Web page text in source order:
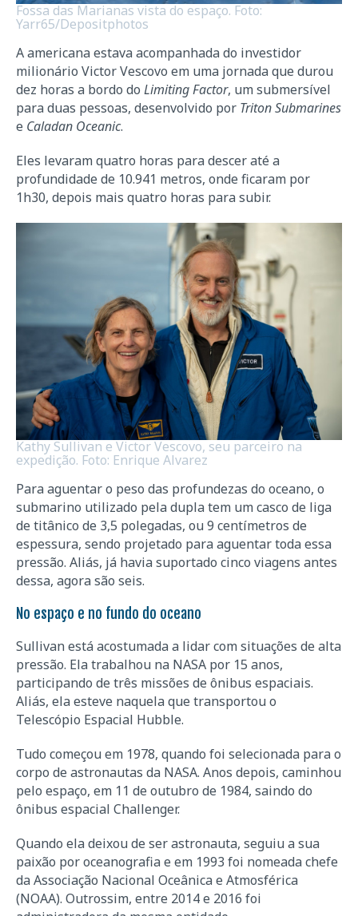
Fossa das Marianas vista do espaço. Foto:
Yarr65/Depositphotos
A americana estava acompanhada do investidor
milionário Victor Vescovo em uma jornada que durou
dez horas a bordo do Limiting Factor, um submersível
para duas pessoas, desenvolvido por Triton Submarines
e Caladan Oceanic.
Eles levaram quatro horas para descer até a
profundidade de 10.941 metros, onde ficaram por
1h30, depois mais quatro horas para subir.
Kathy Sullivan e Victor Vescovo, seu parceiro na
expedição. Foto: Enrique Alvarez
Para aguentar o peso das profundezas do oceano, o
submarino utilizado pela dupla tem um casco de liga
de titânico de 3,5 polegadas, ou 9 centímetros de
espessura, sendo projetado para aguentar toda essa
pressão. Aliás, já havia suportado cinco viagens antes
dessa, agora são seis.
No espaço e no fundo do oceano
Sullivan está acostumada a lidar com situações de alta
pressão. Ela trabalhou na NASA por 15 anos,
participando de três missões de ônibus espaciais.
Aliás, ela esteve naquela que transportou o
Telescópio Espacial Hubble.
Tudo começou em 1978, quando foi selecionada para o
corpo de astronautas da NASA. Anos depois, caminhou
pelo espaço, em 11 de outubro de 1984, saindo do
ônibus espacial Challenger.
Quando ela deixou de ser astronauta, seguiu a sua
paixão por oceanografia e em 1993 foi nomeada chefe
da Associação Nacional Oceânica e Atmosférica
(NOAA). Outrossim, entre 2014 e 2016 foi